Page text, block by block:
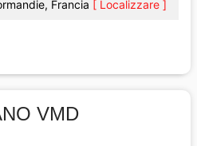
Francia [ Localizzare ]
VMD